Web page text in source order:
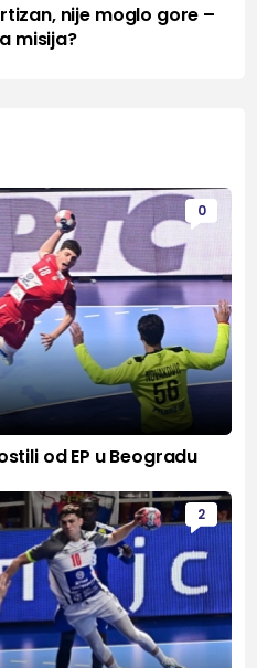
nije moglo gore –
misija?
0
od EP u Beogradu
2